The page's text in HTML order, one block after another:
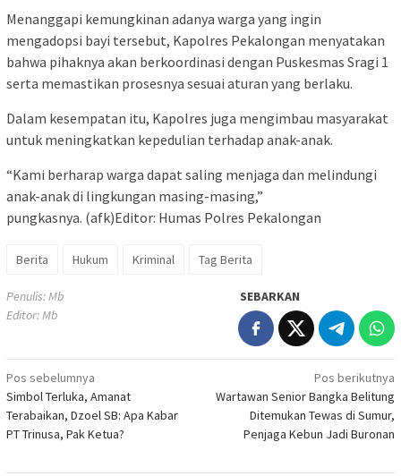
Menanggapi kemungkinan adanya warga yang ingin
mengadopsi bayi tersebut, Kapolres Pekalongan menyatakan
bahwa pihaknya akan berkoordinasi dengan Puskesmas Sragi 1
serta memastikan prosesnya sesuai aturan yang berlaku.
Dalam kesempatan itu, Kapolres juga mengimbau masyarakat
untuk meningkatkan kepedulian terhadap anak-anak.
“Kami berharap warga dapat saling menjaga dan melindungi
anak-anak di lingkungan masing-masing,”
pungkasnya. (afk)Editor: Humas Polres Pekalongan
Berita Hukum Kriminal Tag Berita
Penulis: Mb
Editor: Mb
SEBARKAN
Navigasi
pos
Pos sebelumnya
Simbol Terluka, Amanat
Terabaikan, Dzoel SB: Apa Kabar
PT Trinusa, Pak Ketua?
Pos berikutnya
Wartawan Senior Bangka Belitung
Ditemukan Tewas di Sumur,
Penjaga Kebun Jadi Buronan